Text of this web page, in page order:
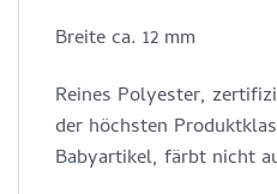
Breite ca. 12 mm
Reines Polyester,
der höchsten
Babyartikel, färbt nicht